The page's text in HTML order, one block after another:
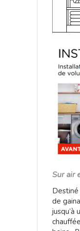
Sur air
Destiné
de